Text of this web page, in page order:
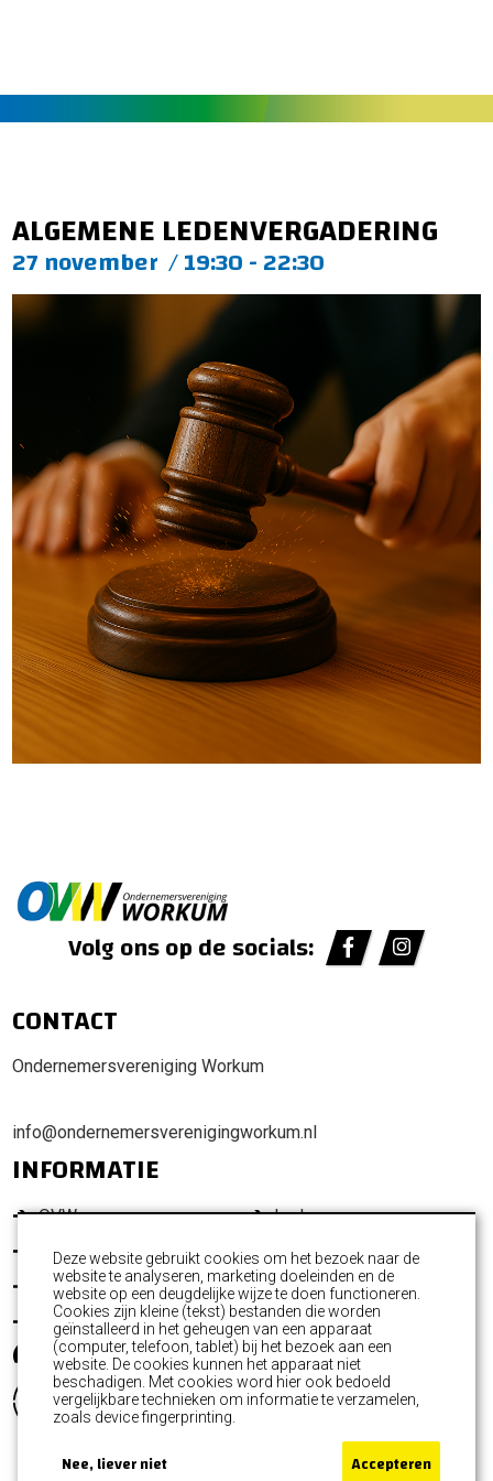
ALGEMENE LEDENVERGADERING
27 november /19:30 - 22:30
Volg ons op de socials:
CONTACT
Ondernemersvereniging Workum
info@ondernemersverenigingworkum.nl
INFORMATIE
OVW
Promotie Workum
Activiteiten
Nieuws
Leden
Ondernemersfonds
Commissies
Contact
Deze website gebruikt cookies om het bezoek naar de
website te analyseren, marketing doeleinden en de
website op een deugdelijke wijze te doen functioneren.
Cookies zijn kleine (tekst) bestanden die worden
geïnstalleerd in het geheugen van een apparaat
(computer, telefoon, tablet) bij het bezoek aan een
website. De cookies kunnen het apparaat niet
beschadigen. Met cookies word hier ook bedoeld
vergelijkbare technieken om informatie te verzamelen,
zoals device fingerprinting.
Nee, liever niet Accepteren